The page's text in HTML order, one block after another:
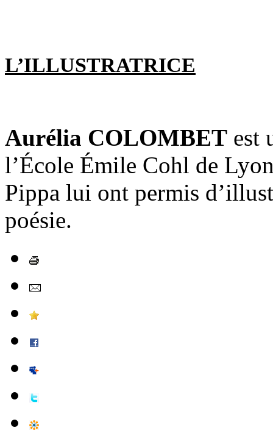
L’ILLUSTRATRICE
Aurélia COLOMBET est
l’École Émile Cohl de
Pippa lui ont permis
poésie.